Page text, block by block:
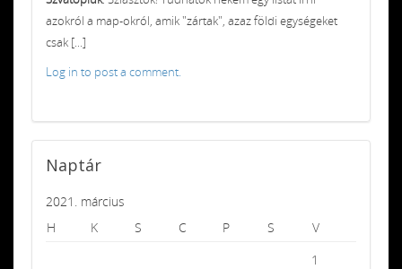
azokról a map-okról, amik "zártak", azaz földi egységeket
csak [...]
Log in to post a comment.
Naptár
2021. március
H
K S C P S
V
1